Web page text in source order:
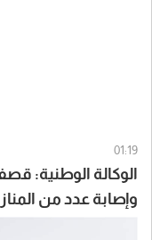
01:19
الوكالة الوطنية:
وإصابة عدد من